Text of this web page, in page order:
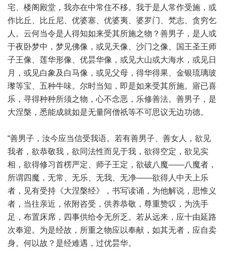
宅、楼阁殿堂，我亦在中常住不移。我于是人常作受施，或
作比丘、比丘尼、优婆塞、优婆夷、婆罗门、梵志、贪穷乞
人。云何当令是人得知如来受其所施之物？善男子，是人或
于夜卧梦中，梦见佛像，或见天像、沙门之像、国王圣王师
子王像、莲华形像、优昙华像，或见大山或大海水，或见日
月，或见白象及白马像，或见父母，得华得果、金银琉璃玻
瓈等宝、五种牛味。尔时当知，即是如来受其所施。寤已喜
乐，寻得种种所须之物，心不念恶，乐修善法。善男子，是
大涅槃，悉能成就如是无量阿僧祇等不可思议无边功德。
“善男子，汝今应当信受我语。若有善男子、善女人，欲见
我者，欲恭敬我，欲同法性而见于我，欲得空定，欲见实
相，欲得修习首楞严定、师子王定，欲破八魔——八魔者，
所谓四魔，无常、无乐、无我、无净——欲得人中天上乐
者，见有受持《大涅槃经》，书写读诵，为他解说，思惟义
者，当往亲近，依附咨受，供养恭敬，尊重赞叹，为洗手
足，布置床席，四事供给令无所乏。若从远来，应十由延路
次奉迎。为是经故，所重之物应以奉献，如其无者，应自卖
身。何以故？是经难遇，过优昙华。